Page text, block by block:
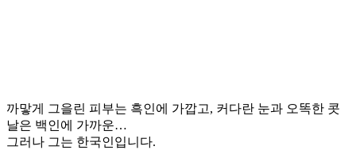
까맣게 그을린 피부는 흑인에 가깝고, 커다란 눈과 오똑한 콧
날은 백인에 가까운…
그러나 그는 한국인입니다.